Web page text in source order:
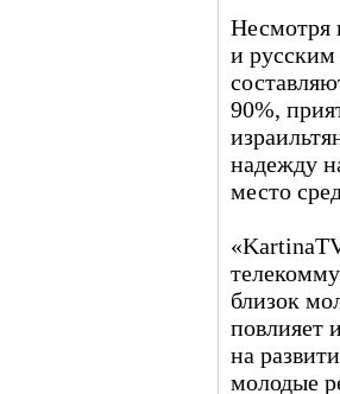
Несмотря
и русским
90%,
надежду
место
близок
повлияет
на
молодые